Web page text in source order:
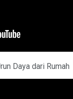
Daya dari Rumah